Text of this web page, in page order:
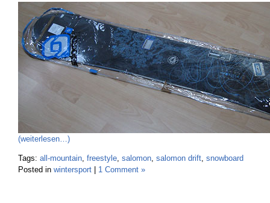
(weiterlesen…)
Tags: all-mountain, freestyle, salomon, salomon drift, snowboard
Posted in wintersport 1 Comment »